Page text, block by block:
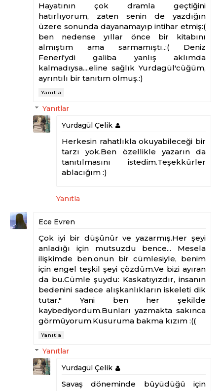
Hayatının çok dramla geçtiğini
hatırlıyorum, zaten senin de yazdığın
üzere sonunda dayanamayıp intihar etmiş:(
ben nedense yıllar önce bir kitabını
almıştım ama sarmamıştı..:( Deniz
Feneri'ydi galiba yanlış aklımda
kalmadıysa....eline sağlık Yurdagül'cüğüm,
ayrıntılı bir tanıtım olmuş.:)
Yanıtla
Yanıtlar
Yurdagül Çelik
Herkesin rahatlıkla okuyabileceği bir
tarzı yok.Ben özellikle yazarın da
tanıtılmasını istedim.Teşekkürler
ablacığım :)
Yanıtla
Ece Evren
Çok iyi bir düşünür ve yazarmış.Her şeyi
anladığı için mutsuzdu bence... Mesela
ilişkimde ben,onun bir cümlesiyle, benim
için engel teşkil şeyi çözdüm.Ve bizi ayıran
da bu.Cümle şuydu: Kaskatıyızdır, insanın
bedenini sadece alışkanlıkların iskeleti dik
tutar." Yani ben her şekilde
kaybediyordum.Bunları yazmakta sakınca
görmüyorum.Kusuruma bakma kızım :((
Yanıtla
Yanıtlar
Yurdagül Çelik
Savaş döneminde büyüdüğü için